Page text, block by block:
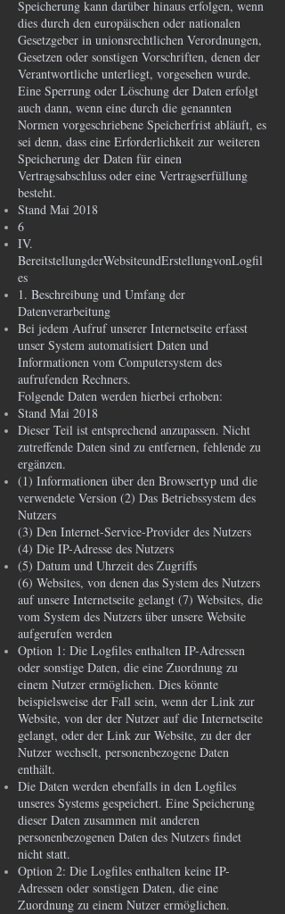
Speicherung kann darüber hinaus erfolgen, wenn
dies durch den europäischen oder nationalen
Gesetzgeber in unionsrechtlichen Verordnungen,
Gesetzen oder sonstigen Vorschriften, denen der
Verantwortliche unterliegt, vorgesehen wurde.
Eine Sperrung oder Löschung der Daten erfolgt
auch dann, wenn eine durch die genannten
Normen vorgeschriebene Speicherfrist abläuft, es
sei denn, dass eine Erforderlichkeit zur weiteren
Speicherung der Daten für einen
Vertragsabschluss oder eine Vertragserfüllung
besteht.
Stand Mai 2018
6
IV.
BereitstellungderWebsiteundErstellungvonLogfil
es
1. Beschreibung und Umfang der
Datenverarbeitung
Bei jedem Aufruf unserer Internetseite erfasst
unser System automatisiert Daten und
Informationen vom Computersystem des
aufrufenden Rechners.
Folgende Daten werden hierbei erhoben:
Stand Mai 2018
Dieser Teil ist entsprechend anzupassen. Nicht
zutreffende Daten sind zu entfernen, fehlende zu
ergänzen.
(1) Informationen über den Browsertyp und die
verwendete Version (2) Das Betriebssystem des
Nutzers
(3) Den Internet-Service-Provider des Nutzers
(4) Die IP-Adresse des Nutzers
(5) Datum und Uhrzeit des Zugriffs
(6) Websites, von denen das System des Nutzers
auf unsere Internetseite gelangt (7) Websites, die
vom System des Nutzers über unsere Website
aufgerufen werden
Option 1: Die Logfiles enthalten IP-Adressen
oder sonstige Daten, die eine Zuordnung zu
einem Nutzer ermöglichen. Dies könnte
beispielsweise der Fall sein, wenn der Link zur
Website, von der der Nutzer auf die Internetseite
gelangt, oder der Link zur Website, zu der der
Nutzer wechselt, personenbezogene Daten
enthält.
Die Daten werden ebenfalls in den Logfiles
unseres Systems gespeichert. Eine Speicherung
dieser Daten zusammen mit anderen
personenbezogenen Daten des Nutzers findet
nicht statt.
Option 2: Die Logfiles enthalten keine IP-
Adressen oder sonstigen Daten, die eine
Zuordnung zu einem Nutzer ermöglichen.